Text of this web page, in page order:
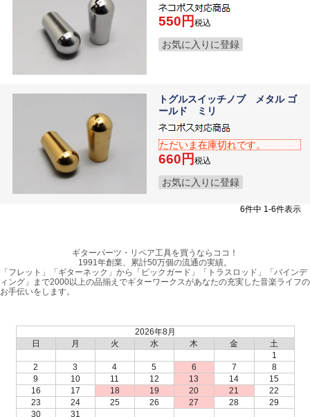
550 税込
お気に入りに登録
トグルスイッチノブ メタル ゴ
ールド ミリ
ただいま在庫切れです。
660 税込
お気に入りに登録
6件中 1-6件表示
ギターパーツ・リペア工具を買うならココ！
1991年創業、累計50万個の流通の実績。
「フレット」「ギターネック」から「ピックガード」「トラスロッド」「バインデ
ィング」まで2000以上の品揃えでギターワークスがあなたの充実した音楽ライフの
お手伝いをします。
2026年8月
日
月 火 水 木 金
土
1
2
3 4 5 6 7
8
9
10 11 12 13 14
15
16
17 18 19 20 21
22
23
24 25 26 27 28
29
30
31